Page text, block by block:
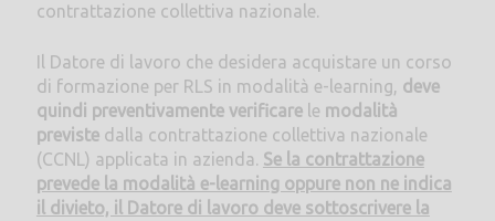
contrattazione collettiva nazionale.
Il Datore di lavoro che desidera acquistare un corso
di formazione per RLS in modalità e-learning, deve
quindi preventivamente verificarele modalità
previstedalla contrattazione collettiva nazionale
(CCNL) applicata in azienda. Se la contrattazione
prevede la modalità e-learning oppure non ne indica
il divieto, il Datore di lavoro deve sottoscrivere la